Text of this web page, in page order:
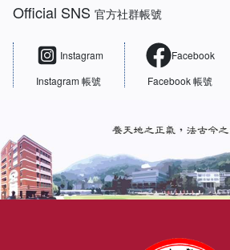
Official SNS官方社群帳號
Instagram
Instagram 帳號
Facebook
Facebook 帳號